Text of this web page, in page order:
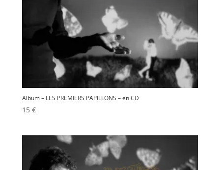
Album – LES PREMIERS PAPILLONS – en CD
15 €